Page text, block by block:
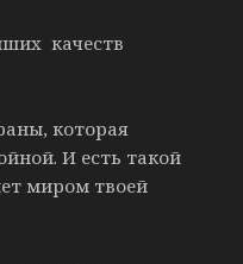
качеств
которая
И есть такой
миром твоей